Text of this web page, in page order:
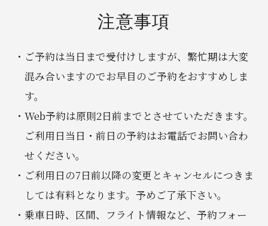
注意事項
ご予約は当日まで受付けしますが、繁忙期は大変
混み合いますのでお早目のご予約をおすすめしま
す。
Web予約は原則2日前までとさせていただきます。
ご利用日当日・前日の予約はお電話でお問い合わ
せください。
ご利用日の7日前以降の変更とキャンセルにつきま
しては有料となります。予めご了承下さい。
乗車日時、区間、フライト情報など、予約フォー